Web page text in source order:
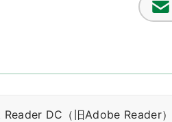
DC（旧Adobe Reader）